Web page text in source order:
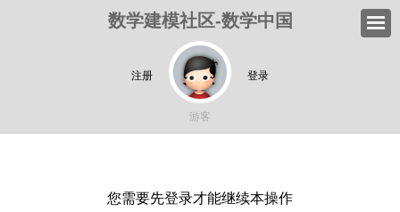
数学建模社区-数学中国
注册 登录
游客
您需要先登录才能继续本操作